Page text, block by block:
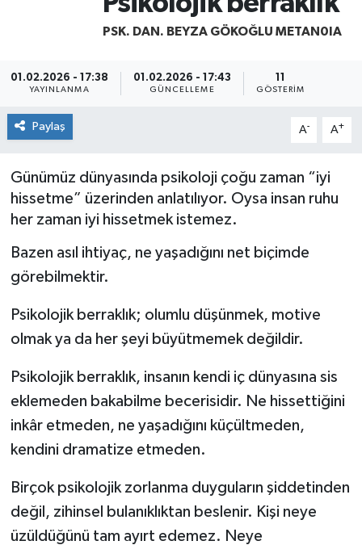
PSK. DAN. BEYZA GÖKOĞLU METAN0IA
01.02.2026 - 17:38
YAYINLANMA
01.02.2026 - 17:43
GÜNCELLEME
11
GÖSTERIM
Paylaş A- A+
Günümüz dünyasında psikoloji çoğu zaman “iyi
hissetme” üzerinden anlatılıyor. Oysa insan ruhu
her zaman iyi hissetmek istemez.
Bazen asıl ihtiyaç, ne yaşadığını net biçimde
görebilmektir.
Psikolojik berraklık; olumlu düşünmek, motive
olmak ya da her şeyi büyütmemek değildir.
Psikolojik berraklık, insanın kendi iç dünyasına sis
eklemeden bakabilme becerisidir. Ne hissettiğini
inkâr etmeden, ne yaşadığını küçültmeden,
kendini dramatize etmeden.
Birçok psikolojik zorlanma duyguların şiddetinden
değil, zihinsel bulanıklıktan beslenir. Kişi neye
üzüldüğünü tam ayırt edemez. Neye